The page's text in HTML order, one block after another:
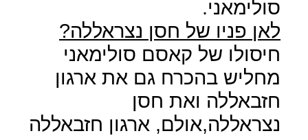
סולימאני.
לאן פניו של חסן נצראללה?
חיסולו של קאסם סולימאני
מחליש בהכרח גם את ארגון
חזבאללה ואת חסן
נצראללה,אולם, ארגון חזבאללה